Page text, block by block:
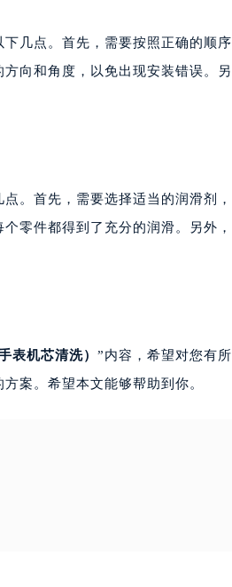
几点。首先，需要按照正确的顺序
向和角度，以免出现安装错误。另
。首先，需要选择适当的润滑剂，
零件都得到了充分的润滑。另外，
表机芯清洗） ”内容，希望对您有所
案。希望本文能够帮助到你。